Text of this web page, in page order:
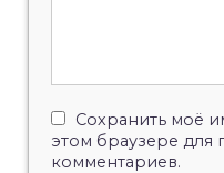
Сохранить моё
этом браузере
комментариев.